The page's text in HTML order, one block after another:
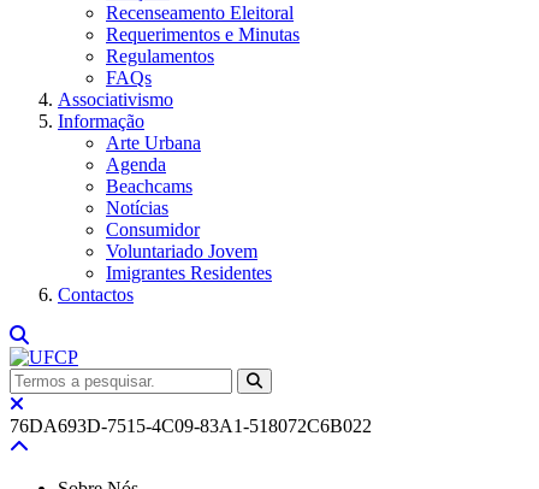
Recenseamento Eleitoral
Requerimentos e Minutas
Regulamentos
FAQs
Associativismo
Informação
Arte Urbana
Agenda
Beachcams
Notícias
Consumidor
Voluntariado Jovem
Imigrantes Residentes
Contactos
76DA693D-7515-4C09-83A1-518072C6B022